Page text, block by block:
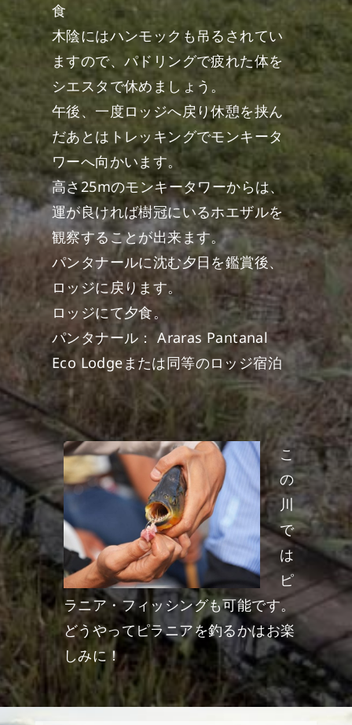
食
木陰にはハンモックも吊るされてい
ますので、パドリングで疲れた体を
シエスタで休めましょう。
午後、一度ロッジへ戻り休憩を挟ん
だあとはトレッキングでモンキータ
ワーへ向かいます。
高さ25mのモンキータワーからは、
運が良ければ樹冠にいるホエザルを
観察することが出来ます。
パンタナールに沈む夕日を鑑賞後、
ロッジに戻ります。
ロッジにて夕食。
パンタナール： Araras Pantanal
Eco Lodgeまたは同等のロッジ宿泊
こ
の
川
で
は
ピ
ラニア・フィッシングも可能です。
どうやってピラニアを釣るかはお楽
しみに！